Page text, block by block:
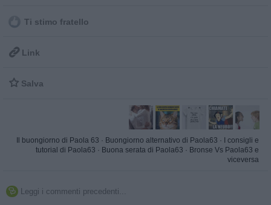
Ti stimo fratello
 Link
 Salva
Il buongiorno di Paola 63 · Buongiorno alternativo di Paola63 ·
I consigli e
tutorial di Paola63 · Buona serata di Paola63 · Bronse Vs Paola63 e
viceversa
 Leggi i commenti precedenti...